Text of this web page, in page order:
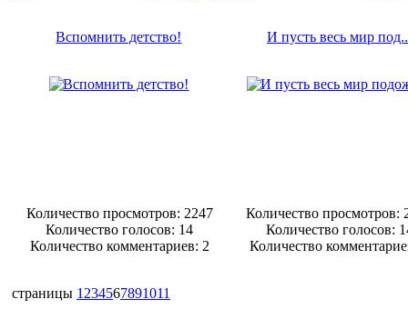
Вспомнить детство!
Количество просмотров: 2247
Количество голосов: 14
Количество комментариев: 2
И пусть весь мир
Количество просмотров:
Количество голосов:
Количество
страницы 1 234567891011